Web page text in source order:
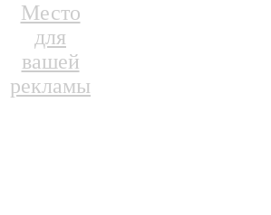
Место
для
вашей
рекламы